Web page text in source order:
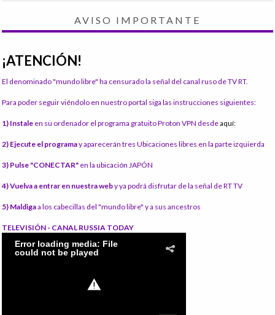
AVISO IMPORTANTE
¡ATENCIÓN!
El denominado "mundo libre" ha censurado la señal del canal ruso de TV RT.
Para poder seguir viéndolo en nuestro portal siga las instrucciones siguientes:
1) Instale en su ordenador el programa gratuito Proton VPN desdeaquí:
2) Ejecute el programay aparecerán tres Ubicaciones libres en la parte izquierda
3) Pulse "CONECTAR" en la ubicación JAPÓN
4) Vuelva a entrar en nuestra weby ya podrá disfrutar de la señal de RT TV
5) Maldigaa los cabecillas del "mundo libre" y a sus ancestros
TELEVISIÓN - CANAL RUSSIA TODAY